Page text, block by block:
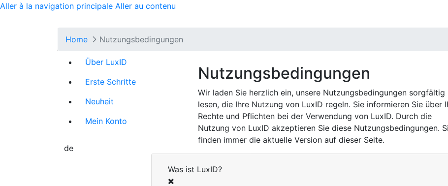
Aller à la navigation principale Aller au contenu
Über LuxID
Erste Schritte
Neuheit
Mein Konto
de
Home Nutzungsbedingungen
Nutzungsbedingungen
Wir laden Sie herzlich ein, unsere Nutzungsbedingungen sorgfältig
lesen, die Ihre Nutzung von LuxID regeln. Sie informieren Sie über
Rechte und Pflichten bei der Verwendung von LuxID. Durch die
Nutzung von LuxID akzeptieren Sie diese Nutzungsbedingungen.
finden immer die aktuelle Version auf dieser Seite.
Was ist LuxID?
Close
Cookie-Einstellungen
Diese Cookies sind für Aufgaben wie die Einstellung Ihrer Sprache oder das
erforderlich. Bitte beachten Sie, dass Sie diese wesentlichen Cookies nicht
Weitere Informationen darüber, wie wir Cookies behandeln, finden Sie auf
Die von uns gesetzten Cookies sind in der folgenden Liste detailliert aufgeführt.
dieser Cookies, die keine direkt identifizierbaren persönlichen Daten speichern,
führen, dass bestimmte Teile der Website nicht ordnungsgemäß funktionieren.
Cookies von Erstanbietern